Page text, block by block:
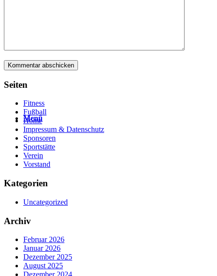
Menü
Seiten
Fitness
Fußball
Home
Impressum & Datenschutz
Sponsoren
Sportstätte
Verein
Vorstand
Kategorien
Uncategorized
Archiv
Februar 2026
Januar 2026
Dezember 2025
August 2025